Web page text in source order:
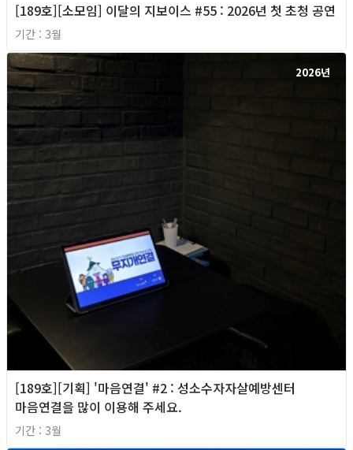
[189호][소모임] 이달의 지보이스 #55 : 2026년 첫 초청 공연
기간 : 3월
2026년
[189호][기획] '마음연결' #2 : 성소수자자살예방센터
마음연결을 많이 이용해 주세요.
기간 : 3월